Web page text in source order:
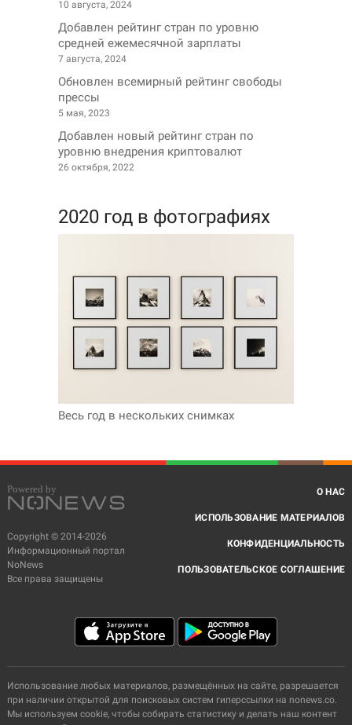
10 августа, 2024
Добавлен рейтинг стран по уровню
средней ежемесячной зарплаты
7 августа, 2024
Обновлен всемирный рейтинг свободы
прессы
5 мая, 2023
Добавлен новый рейтинг стран по
уровню внедрения криптовалют
26 октября, 2022
2020 год в фотографиях
Весь год в нескольких снимках
Copyright © 2014-2026
Информационный портал
NoNews
Все права защищены
О НАС
ИСПОЛЬЗОВАНИЕ МАТЕРИАЛОВ
КОНФИДЕНЦИАЛЬНОСТЬ
ПОЛЬЗОВАТЕЛЬСКОЕ СОГЛАШЕНИЕ
Использование любых материалов, размещённых на сайте, разрешается
при наличии открытой для поисковых систем гиперссылки на nonews.co.
Мы используем cookie, чтобы собирать статистику и делать наш контент